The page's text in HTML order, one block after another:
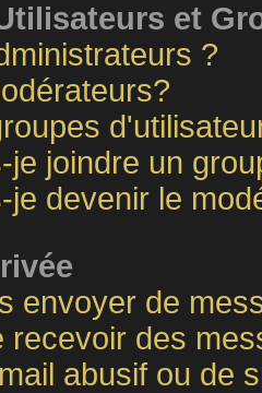
et
?
je joindre un
je devenir le
envoyer de
recevoir des
abusif ou de